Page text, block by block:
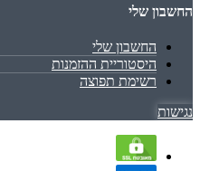
החשבון שלי
החשבון שלי
היסטוריית ההזמנות
רשימת תפוצה
נגישות